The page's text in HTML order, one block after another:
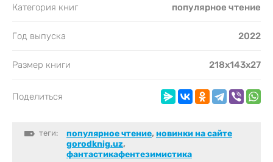
Категория книг популярное чтение
Год выпуска 2022
Размер книги 218x143x27
Поделиться
теги: популярное чтение, новинки на сайте
gorodknig.uz,
фантастикафентезимистика